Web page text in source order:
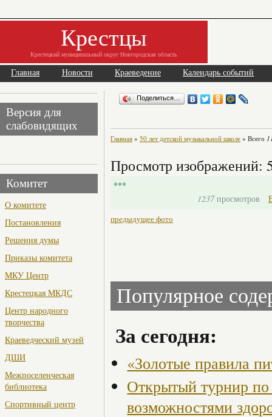
Крестцы
Крестецкий муниципальный округ Новгородская область
Главная Новости Краеведение Календарь событий
Версия для
слабовидящих
Комитет
О комитете
Постановления
Решения думы
Приказы комитета
МКУ Центр
Крестецкая МКДС
Центр народного
творчества
Краеведческий музей
ДШИ
Межпоселенческая
библиотека
Спортивный центр
Поделиться…
Главная » 50 лет детской музыкальной школе » Всего
Просмотр изображений:
***
1237просмотров
предыдущее фото
Популярное
За сегодня:
«Золотые правила
Открытый турнир
возможностями